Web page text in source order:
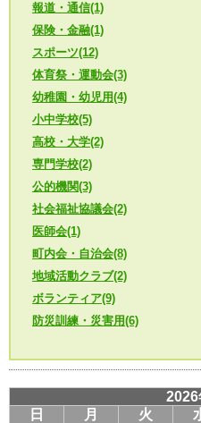
報道・通信(1)
保険・金融(1)
スポーツ(12)
体育祭・運動会(3)
幼稚園・幼児用(4)
小中学校(5)
高校・大学(2)
専門学校(2)
公的機関(3)
社会福祉協議会(2)
医師会(1)
町内会・自治会(8)
地域活動クラブ(2)
ボランティア(9)
防災訓練・災害用(6)